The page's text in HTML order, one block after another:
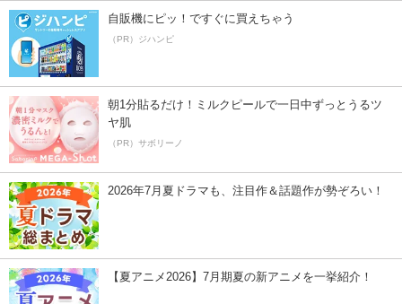
自販機にピッ！ですぐに買えちゃう
（PR）ジハンピ
朝1分貼るだけ！ミルクピールで一日中ずっとうるツ
ヤ肌
（PR）サボリーノ
2026年7月夏ドラマも、注目作＆話題作が勢ぞろい！
【夏アニメ2026】7月期夏の新アニメを一挙紹介！